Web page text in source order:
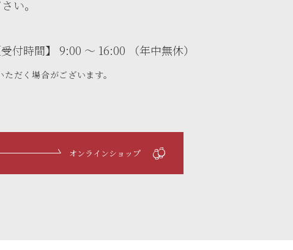
い。
受付時間】 9:00 ～ 16:00 （年中無休）
だく場合がございます。
オンラインショップ